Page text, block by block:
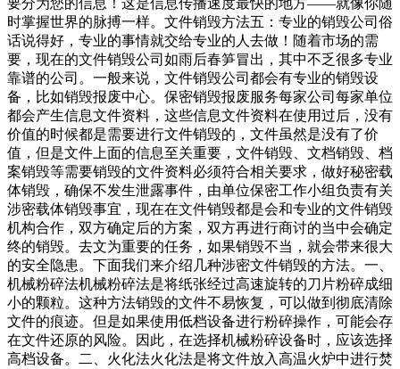
要分为您的信息！这是信息传播速度最快的地方——就像你随
时掌握世界的脉搏一样。文件销毁方法五：专业的销毁公司俗
话说得好，专业的事情就交给专业的人去做！随着市场的需
要，现在的文件销毁公司如雨后春笋冒出，其中不乏很多专业
靠谱的公司。一般来说，文件销毁公司都会有专业的销毁设
备，比如销毁报废中心。保密销毁报废服务每家公司每家单位
都会产生信息文件资料，这些信息文件资料在使用过后，没有
价值的时候都是需要进行文件销毁的，文件虽然是没有了价
值，但是文件上面的信息至关重要，文件销毁、文档销毁、档
案销毁等需要销毁的文件资料必须符合相关要求，做好秘密载
体销毁，确保不发生泄露事件，由单位保密工作小组负责有关
涉密载体销毁事宜，现在在文件销毁都是会和专业的文件销毁
机构合作，双方确定后的方案，双方再进行商讨的当中会确定
终的销毁。去文为重要的任务，如果销毁不当，就会带来很大
的安全隐患。下面我们来介绍几种涉密文件销毁的方法。一、
机械粉碎法机械粉碎法是将纸张经过高速旋转的刀片粉碎成细
小的颗粒。这种方法销毁的文件不易恢复，可以做到彻底清除
文件的痕迹。但是如果使用低档设备进行粉碎操作，可能会存
在文件还原的风险。因此，在选择机械粉碎设备时，应该选择
高档设备。二、火化法火化法是将文件放入高温火炉中进行焚